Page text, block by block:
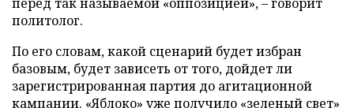
политолог.
По его словам, какой сценарий будет избран
базовым, будет зависеть от того, дойдет ли
зарегистрированная партия до агитационной
кампании. «Яблоко» уже получило «зеленый свет»